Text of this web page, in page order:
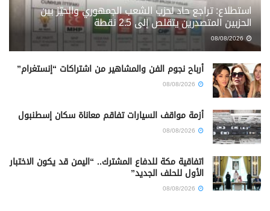
استطلاع: تراجع حاد لحزب الشعب الجمهوري والحيّز بين
الحزبين المتصدرين يتقلص إلى 2.5 نقطة
08/08/2026
أرباح نجوم الفن والمشاهير من اشتراكات “إنستغرام”
أزمة مواقف السيارات تفاقم معاناة سكان إسطنبول
اتفاقية مكة للدفاع المشترك.. “اليمن قد يكون الاختبار
الأول للحلف الجديد”